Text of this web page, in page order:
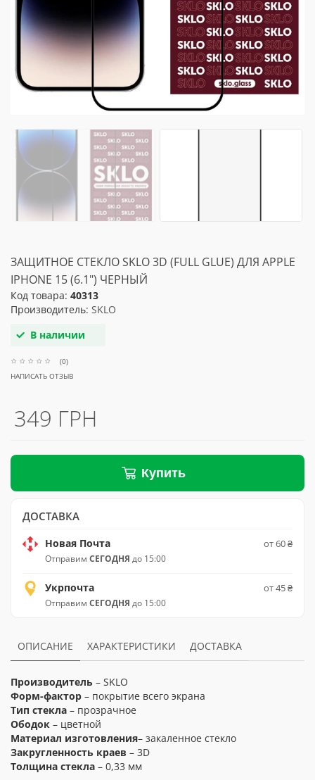
ЗАЩИТНОЕ СТЕКЛО SKLO 3D (FULL GLUE) ДЛЯ APPLE
IPHONE 15 (6.1") ЧЕРНЫЙ
Код товара: 40313
Производитель: SKLO
В наличии
(0)
НАПИСАТЬ ОТЗЫВ
349 ГРН
Купить
ДОСТАВКА
Новая Почта
Отправим СЕГОДНЯ до 15:00
от 60 ₴
Укрпочта
Отправим СЕГОДНЯ до 15:00
от 45 ₴
ОПИСАНИЕ ХАРАКТЕРИСТИКИ ДОСТАВКА
Производитель – SKLO
Форм-фактор – покрытие всего экрана
Тип стекла – прозрачное
Ободок – цветной
Материал изготовления– закаленное стекло
Закругленность краев – 3D
Толщина стекла – 0,33 мм